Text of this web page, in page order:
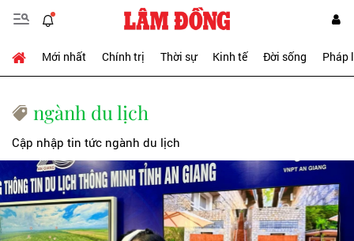
Mới nhất Chính trị Thời sự Kinh tế Đời sống Pháp
ngành du lịch
Cập nhập tin tức ngành du lịch